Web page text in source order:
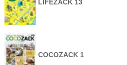
LIFEZACK 13
COCOZACK 1